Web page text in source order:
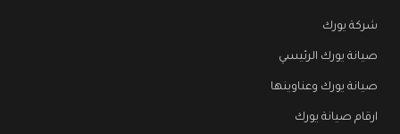
شركة يورك
صيانة يورك الرئيسي
صيانة يورك وعناوينها
ارقام صيانة يورك